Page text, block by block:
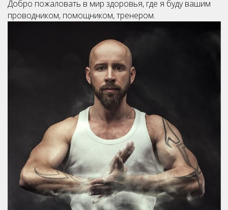
Добро пожаловать в мир здоровья, где я буду вашим
проводником, помощником, тренером.